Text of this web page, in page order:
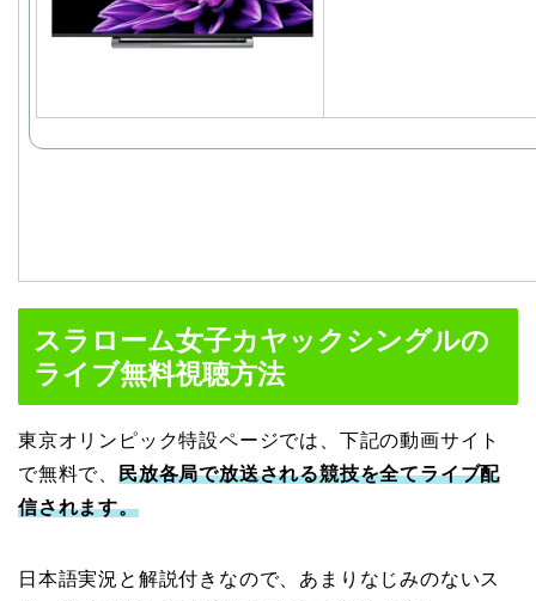
スラローム女子カヤックシングルの
ライブ無料視聴方法
東京オリンピック特設ページでは、下記の動画サイト
で無料で、 民放各局で放送される競技を全てライブ配
信されます。
日本語実況と解説付きなので、あまりなじみのないス